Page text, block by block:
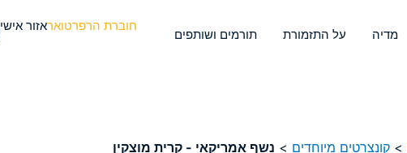
מדיה על התזמורת תורמים ושותפים
חוברת הרפרטואראזור אישי
> קונצרטים מיוחדים > נשף אמריקאי - קרית מוצקין